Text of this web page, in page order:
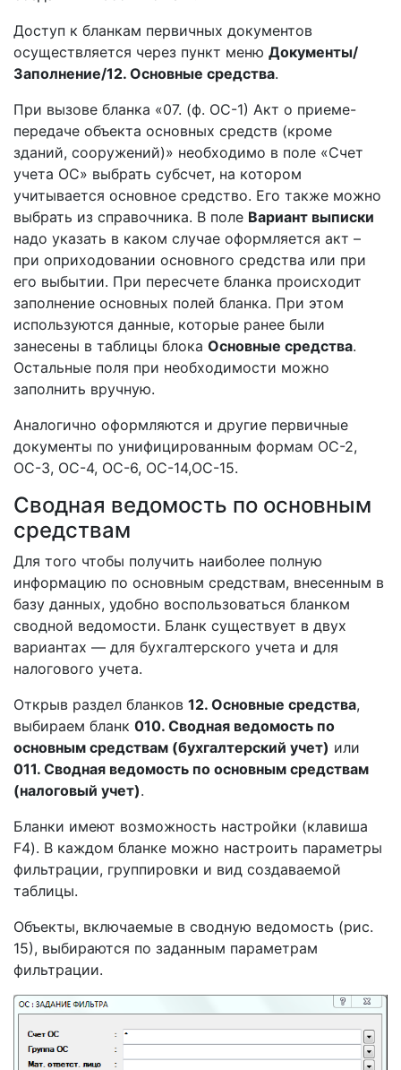
Доступ к бланкам первичных документов
осуществляется через пункт меню Документы/
Заполнение/12. Основные средства.
При вызове бланка «07. (ф. ОС-1) Акт о приеме-
передаче объекта основных средств (кроме
зданий, сооружений)» необходимо в поле «Счет
учета ОС» выбрать субсчет, на котором
учитывается основное средство. Его также можно
выбрать из справочника. В поле Вариант выписки
надо указать в каком случае оформляется акт –
при оприходовании основного средства или при
его выбытии. При пересчете бланка происходит
заполнение основных полей бланка. При этом
используются данные, которые ранее были
занесены в таблицы блока Основные средства.
Остальные поля при необходимости можно
заполнить вручную.
Аналогично оформляются и другие первичные
документы по унифицированным формам ОС-2,
ОС-3, ОС-4, ОС-6, ОС-14,ОС-15.
Сводная ведомость по основным
средствам
Для того чтобы получить наиболее полную
информацию по основным средствам, внесенным в
базу данных, удобно воспользоваться бланком
сводной ведомости. Бланк существует в двух
вариантах — для бухгалтерского учета и для
налогового учета.
Открыв раздел бланков 12. Основные средства,
выбираем бланк 010. Сводная ведомость по
основным средствам (бухгалтерский учет) или
011. Сводная ведомость по основным средствам
(налоговый учет).
Бланки имеют возможность настройки (клавиша
F4). В каждом бланке можно настроить параметры
фильтрации, группировки и вид создаваемой
таблицы.
Объекты, включаемые в сводную ведомость (рис.
15), выбираются по заданным параметрам
фильтрации.